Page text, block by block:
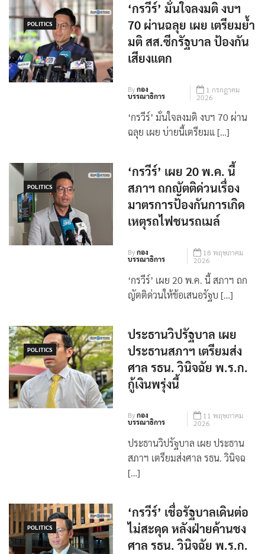
POLITICS
‘กรวีร์’ มั่นใจลงมติ งบฯ
70 ผ่านฉลุย เผย เตรียมย้ำ
มติ สส.ซีกรัฐบาล ป้องกัน
เสียงแตก
Byกอง
บรรณาธิการ
1 กรกฎาคม
2026
‘กรวีร์’ มั่นใจลงมติ งบฯ 70 ผ่าน
ฉลุย เผย บ่ายนี้เตรียมแ […]
POLITICS
‘กรวีร์’ เผย 20 พ.ค. นี้
สภาฯ ถกญัตติด่วนเรื่อง
มาตรการป้องกันการเกิด
เหตุรถไฟชนรถเมล์
Byกอง
บรรณาธิการ
18 พฤษภาคม
2026
‘กรวีร์’ เผย 20 พ.ค. นี้ สภาฯ ถก
ญัตติด่วนให้ข้อเสนอรัฐบ […]
POLITICS
ประธานวิปรัฐบาล เผย
ประธานสภาฯ เตรียมส่ง
ศาล รธน. วินิจฉัย พ.ร.ก.
กู้เงินพรุ่งนี้
Byกอง
บรรณาธิการ
11 พฤษภาคม
2026
ประธานวิปรัฐบาล เผย ประธาน
สภาฯ เตรียมส่งศาล รธน. วินิจฉ
[…]
POLITICS
‘กรวีร์’ เชื่อรัฐบาลเดินต่อ
ไม่สะดุด หลังฝ่ายค้านชง
ศาล รธน. วินิจฉัย พ.ร.ก.